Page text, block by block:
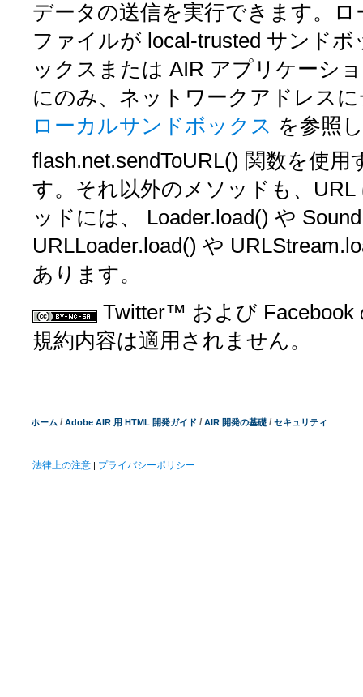
データの送信を実行できます。
ファイルが local-trusted サンド
ックスまたは AIR アプリケーシ
にのみ、ネットワークアドレス
ローカルサンドボックス を参照
flash.net.sendToURL() 関数を使用
す。それ以外のメソッドも、
ッドには、 Loader.load() や
URLLoader.load() や
あります。
Twitter™ および Facebook
規約内容は適用されません。
ホーム / Adobe AIR 用 HTML 開発ガイド / AIR 開発の基礎 / セキュリティ
法律上の注意 | プライバシーポリシー